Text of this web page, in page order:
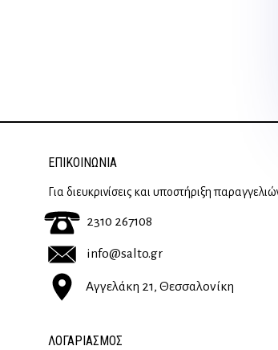
ΕΠΙΚΟΙΝΩΝΊΑ
Για διευκρινίσεις και υποστήριξη
2310 267108
info@salto.gr
Αγγελάκη 21, Θεσσαλονίκη
ΛΟΓΑΡΙΑΣΜΟΣ